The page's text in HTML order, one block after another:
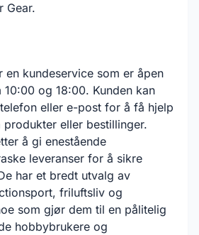
Gear.
en kundeservice som er åpen
og 18:00. Kunden kan
eller e-post for å få hjelp
produkter eller bestillinger.
å gi enestående
leveranser for å sikre
har et bredt utvalg av
friluftsliv og
som gjør dem til en pålitelig
hobbybrukere og